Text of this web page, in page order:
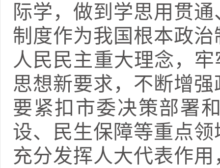
际学，做到学思用贯
制度作为我国根本政
人民民主重大理念，
思想新要求，不断增
要紧扣市委决策部署
设、民生保障等重点
充分发挥人大代表作